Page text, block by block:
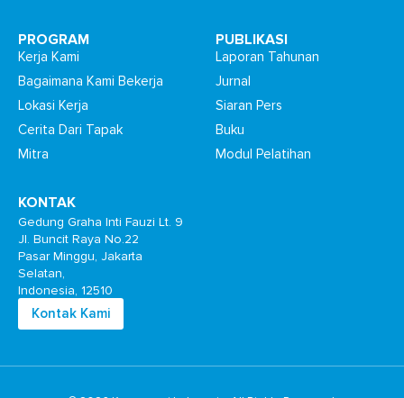
PROGRAM
Kerja Kami
Bagaimana Kami Bekerja
Lokasi Kerja
Cerita Dari Tapak
Mitra
PUBLIKASI
Laporan Tahunan
Jurnal
Siaran Pers
Buku
Modul Pelatihan
KONTAK
Gedung Graha Inti Fauzi Lt. 9
Jl. Buncit Raya No.22
Pasar Minggu, Jakarta
Selatan,
Indonesia, 12510
Kontak Kami